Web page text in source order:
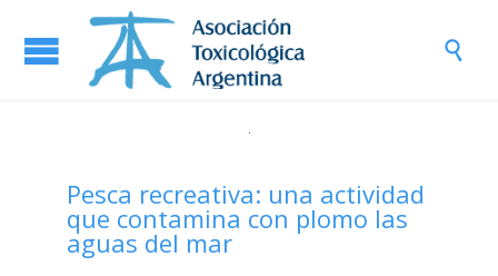

Pesca recreativa: una actividad
que contamina con plomo las
aguas del mar